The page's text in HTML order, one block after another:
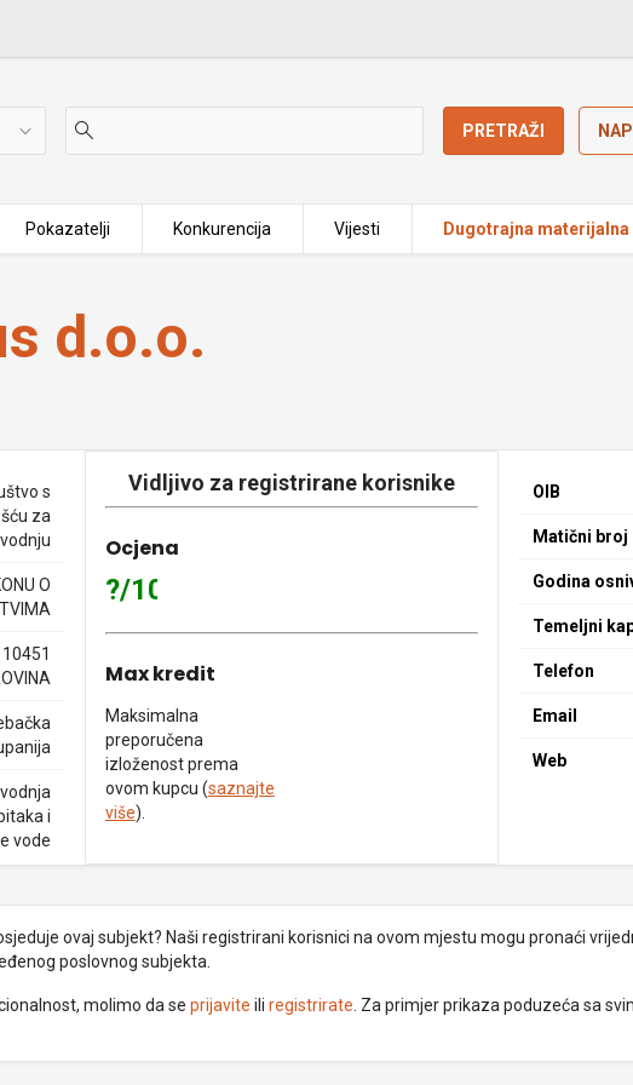
PRETRAŽI
Pokazatelji Konkurencija Vijesti Dugotrajna materijalna
d.o.o.
s
za
O
i
vode
Vidljivo za registrirane korisnike
Ocjena
?/10
Max kredit
Maksimalna
preporučena
izloženost prema
ovom kupcu (saznajte
više).
OIB
Matični broj
Godina
Temeljni
Telefon
Email
Web
ovaj subjekt? Naši registrirani korisnici na ovom mjestu mogu pronaći
poslovnog subjekta.
molimo da se prijavite ili registrirate . Za primjer prikaza poduzeća sa